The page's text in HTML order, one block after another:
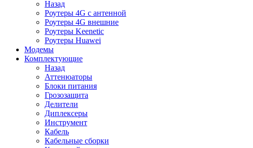
Назад
Роутеры 4G с антенной
Роутеры 4G внешние
Роутеры Keenetic
Роутеры Huawei
Модемы
Комплектующие
Назад
Аттенюаторы
Блоки питания
Грозозащита
Делители
Диплексеры
Инструмент
Кабель
Кабельные сборки